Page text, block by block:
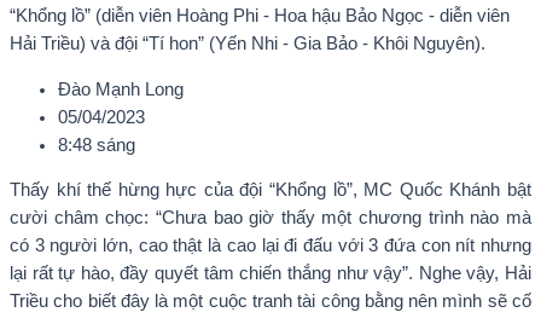
“Khổng lồ” (diễn viên Hoàng Phi - Hoa hậu Bảo Ngọc - diễn viên
Hải Triều) và đội “Tí hon” (Yến Nhi - Gia Bảo - Khôi Nguyên).
Đào Mạnh Long
05/04/2023
8:48 sáng
Thấy khí thế hừng hực của đội “Khổng lồ”, MC Quốc Khánh bật
cười châm chọc: “Chưa bao giờ thấy một chương trình nào mà
có 3 người lớn, cao thật là cao lại đi đấu với 3 đứa con nít nhưng
lại rất tự hào, đầy quyết tâm chiến thắng như vậy”. Nghe vậy, Hải
Triều cho biết đây là một cuộc tranh tài công bằng nên mình sẽ cố